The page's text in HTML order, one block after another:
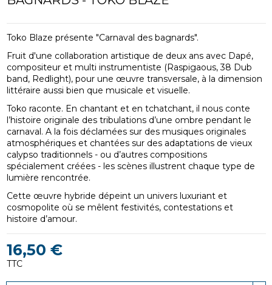
Toko Blaze présente "Carnaval des bagnards".
Fruit d'une collaboration artistique de deux ans avec Dapé,
compositeur et multi instrumentiste (Raspigaous, 38 Dub
band, Redlight), pour une œuvre transversale, à la dimension
littéraire aussi bien que musicale et visuelle.
Toko raconte. En chantant et en tchatchant, il nous conte
l’histoire originale des tribulations d’une ombre pendant le
carnaval. A la fois déclamées sur des musiques originales
atmosphériques et chantées sur des adaptations de vieux
calypso traditionnels - ou d’autres compositions
spécialement créées - les scènes illustrent chaque type de
lumière rencontrée.
Cette œuvre hybride dépeint un univers luxuriant et
cosmopolite où se mêlent festivités, contestations et
histoire d’amour.
16,50 €
TTC